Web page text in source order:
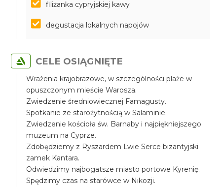
filiżanka cypryjskiej kawy
degustacja lokalnych napojów
CELE OSIĄGNIĘTE
Wrażenia krajobrazowe, w szczególności plaże w
opuszczonym mieście Warosza.
Zwiedzenie średniowiecznej Famagusty.
Spotkanie ze starożytnością w Salaminie.
Zwiedzenie kościoła św. Barnaby i najpiękniejszego
muzeum na Cyprze.
Zdobędziemy z Ryszardem Lwie Serce bizantyjski
zamek Kantara.
Odwiedzimy najbogatsze miasto portowe Kyrenię.
Spędzimy czas na starówce w Nikozji.